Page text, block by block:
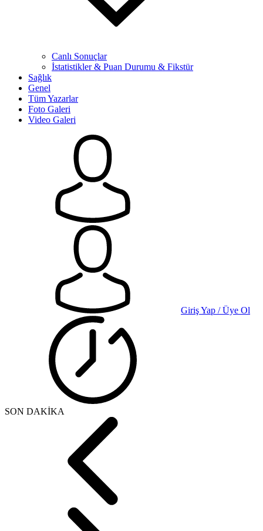
Canlı Sonuçlar
İstatistikler & Puan Durumu & Fikstür
Sağlık
Genel
Tüm Yazarlar
Foto Galeri
Video Galeri
Giriş Yap / Üye Ol
SON DAKİKA